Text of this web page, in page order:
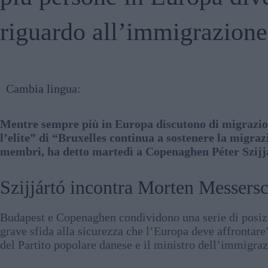
riguardo
Cambia lingua:
Mentre sempre più in Europa discutono di
l’elite” di “Bruxelles continua a sostenere la
membri, ha detto martedì a Copenaghen Péter
Szijjártó incontra Morten
Budapest e Copenaghen condividono una serie di
grave sfida alla sicurezza che l’Europa deve
del Partito popolare danese e il ministro